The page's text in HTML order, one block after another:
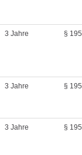
3 Jahre §
3 Jahre §
3 Jahre §